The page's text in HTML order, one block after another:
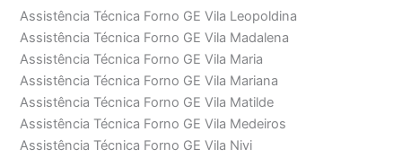
Assistência Técnica Forno GE Vila Leopoldina
Assistência Técnica Forno GE Vila Madalena
Assistência Técnica Forno GE Vila Maria
Assistência Técnica Forno GE Vila Mariana
Assistência Técnica Forno GE Vila Matilde
Assistência Técnica Forno GE Vila Medeiros
Assistência Técnica Forno GE Vila Nivi